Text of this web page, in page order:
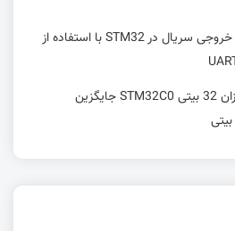
آموزش چاپ خروجی سریال در STM32 با استفاده از
میکروهای ارزان 32 بیتی STM32C0 جایگزین